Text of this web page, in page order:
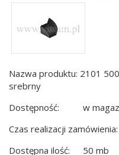
Nazwa produktu: 2101
srebrny
Dostępność:
w
Czas realizacji zamówienia:
Dostępna ilość:
50 mb